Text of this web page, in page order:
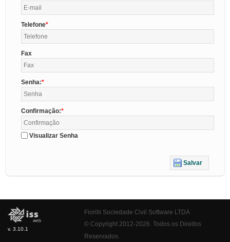
Telefone
Fax
Senha:
Confirmação:
Visualizar Senha
Salvar
v. 3.10.1
Fiorilli Sociedade Civil Software LTDA
© Copyright 2012-2026. Todos os Direitos
Reservados.